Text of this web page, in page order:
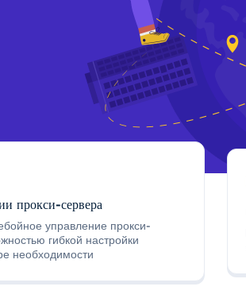
прокси-сервера
управление прокси-
гибкой настройки
необходимости